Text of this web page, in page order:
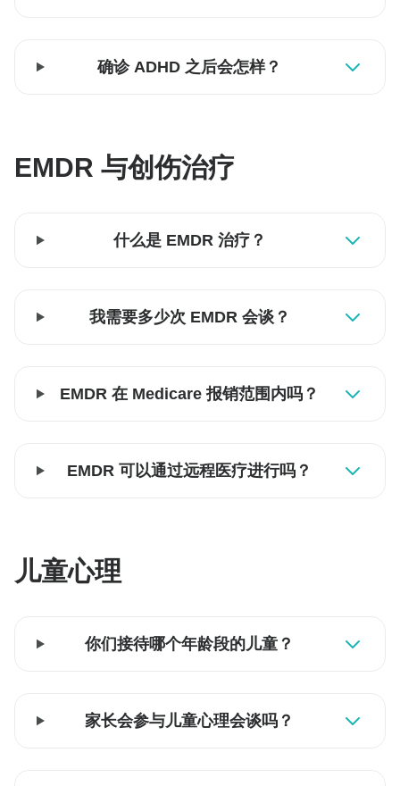
确诊 ADHD 之后会怎样？
EMDR 与创伤治疗
什么是 EMDR 治疗？
我需要多少次 EMDR 会谈？
EMDR 在 Medicare 报销范围内吗？
EMDR 可以通过远程医疗进行吗？
儿童心理
你们接待哪个年龄段的儿童？
家长会参与儿童心理会谈吗？